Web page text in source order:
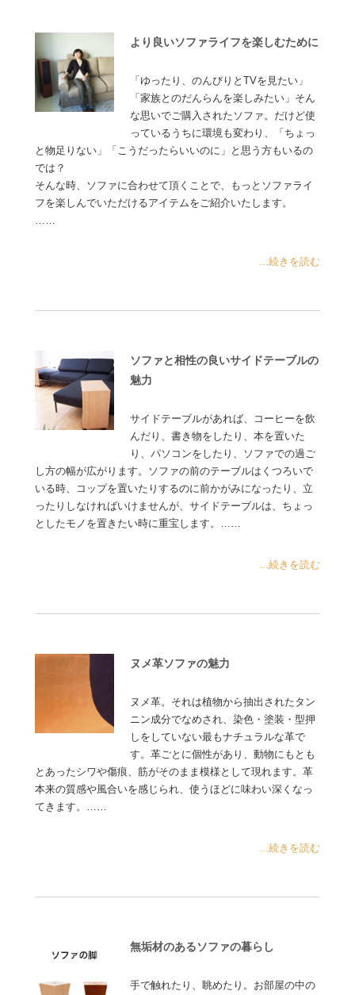
より良いソファライフを楽しむために
「ゆったり、のんびりとTVを見たい」
「家族とのだんらんを楽しみたい」そん
な思いでご購入されたソファ。だけど使
っているうちに環境も変わり、「ちょっ
と物足りない」「こうだったらいいのに」と思う方もいるの
では？
そんな時、ソファに合わせて頂くことで、もっとソファライ
フを楽しんでいただけるアイテムをご紹介いたします。
……
...続きを読む
ソファと相性の良いサイドテーブルの
魅力
サイドテーブルがあれば、コーヒーを飲
んだり、書き物をしたり、本を置いた
り、パソコンをしたり、ソファでの過ご
し方の幅が広がります。ソファの前のテーブルはくつろいで
いる時、コップを置いたりするのに前かがみになったり、立
ったりしなければいけませんが、サイドテーブルは、ちょっ
としたモノを置きたい時に重宝します。……
...続きを読む
ヌメ革ソファの魅力
ヌメ革。それは植物から抽出されたタン
ニン成分でなめされ、染色・塗装・型押
しをしていない最もナチュラルな革で
す。革ごとに個性があり、動物にもとも
とあったシワや傷痕、筋がそのまま模様として現れます。革
本来の質感や風合いを感じられ、使うほどに味わい深くなっ
てきます。……
...続きを読む
無垢材のあるソファの暮らし
手で触れたり、眺めたり。お部屋の中の